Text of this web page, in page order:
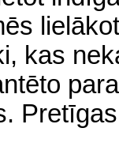
kas